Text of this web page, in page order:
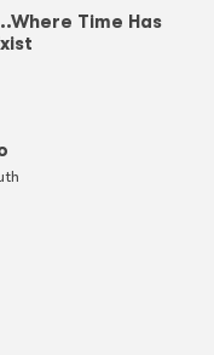
Time Has